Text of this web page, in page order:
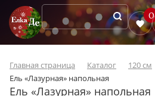
0
Главная страница Каталог
120 см
Ель «Лазурная» напольная
Ель «Лазурная» напольная